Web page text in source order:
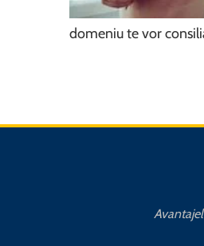
domeniu te vor